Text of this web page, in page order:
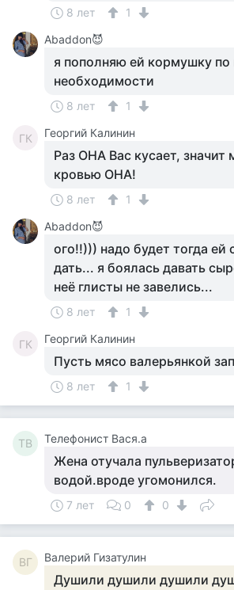
8 лет
1
Abaddon😈
я пополняю ей кормушку по
необходимости
8 лет 1
ГК Георгий Калинин
Раз ОНА Вас кусает, значит
кровью ОНА!
8 лет
1
Abaddon😈
ого!!))) надо будет тогда ей
дать... я боялась давать
неё глисты не завелись...
8 лет 1
ГК Георгий Калинин
Пусть мясо валерьянкой
8 лет 1
ТВ Телефонист Вася.а
Жена отучала
водой.вроде угомонился.
7 лет 0 0
ВГ Валерий Гизатулин
Душили душили душили